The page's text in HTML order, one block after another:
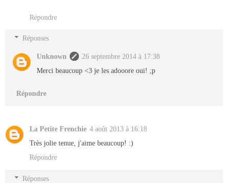
Répondre
Réponses
Unknown
26 septembre 2014 à 17:38
Merci beaucoup <3 je les adooore oui! ;p
Répondre
La Petite Frenchie 4 août 2013 à 16:18
Très jolie tenue, j'aime beaucoup! :)
Répondre
Réponses